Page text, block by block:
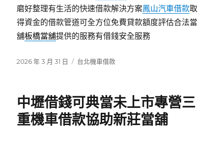
磨好整理有生活的快速借款解決方案鳳山汽車借款取
得資金的借款管道可全方位免費貸款額度評估合法當
舖板橋當舖提供的服務有借錢安全服務
發
2026 年 3 月 31 日
分
台北機車借款
中壢借錢可典當未上市專營三
重機車借款協助新莊當舖